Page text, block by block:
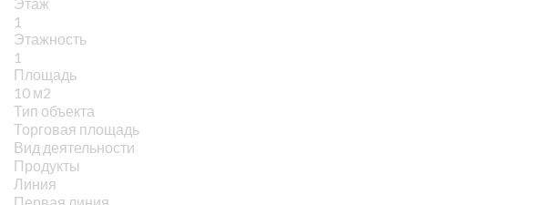
Этаж
1
Этажность
1
Площадь
10 м2
Тип объекта
Торговая площадь
Вид деятельности
Продукты
Линия